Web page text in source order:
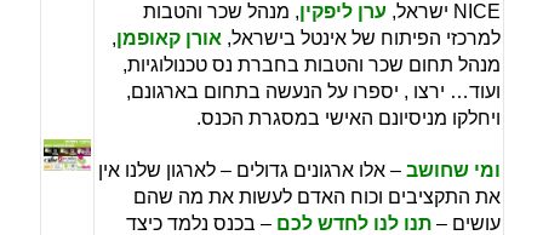
NICE ישראל,
ערן ליפקין, מנהל שכר והטבות
למרכזי הפיתוח של אינטל בישראל, אורן קאופמן,
מנהל תחום שכר והטבות בחברת נס טכנולוגיות,
ועוד… ירצו , יספרו על הנעשה בתחום בארגונם,
ויחלקו מניסיונם האישי במסגרת הכנס.
ומי שחושב – אלו ארגונים גדולים – לארגון שלנו אין
את התקציבים וכוח האדם לעשות את מה שהם
עושים –תנו לנו לחדש לכם – בכנס נלמד כיצד